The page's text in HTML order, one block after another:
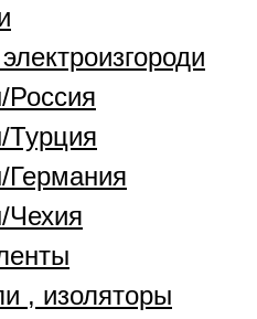
Россия
Турция
Германия
Чехия
, изоляторы